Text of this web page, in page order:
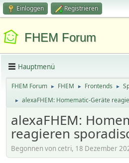
Einloggen Registrieren
FHEM Forum
Hauptmenü
FHEM Forum ► FHEM ► Frontends ►
► alexaFHEM: Homematic-Geräte
alexaFHEM:
reagieren
Begonnen von cetri, 18 Dezember